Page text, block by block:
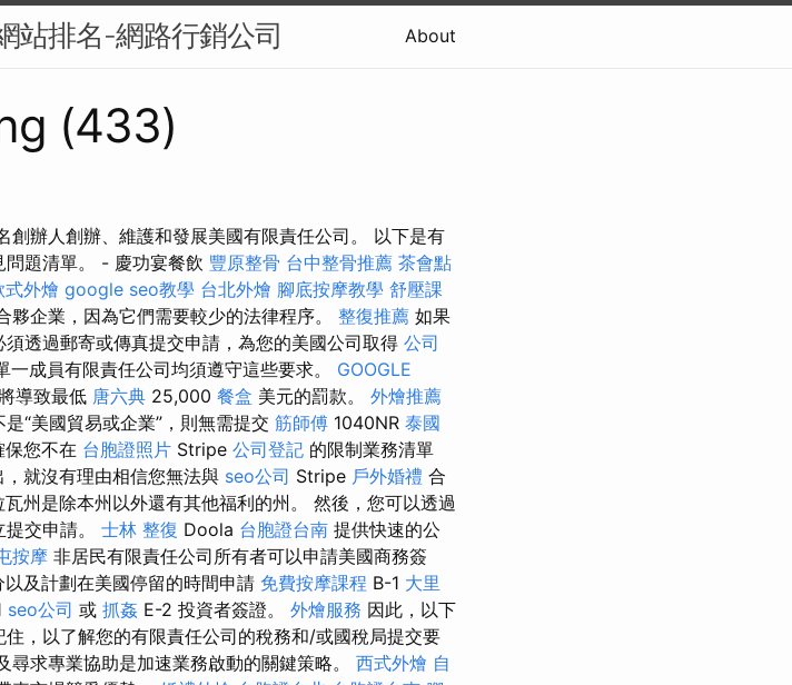
站排名-網路行銷公司 About
(433)
辦人創辦、維護和發展美國有限責任公司。 以下是有
題清單。 - 慶功宴餐飲 豐原整骨 台中整骨推薦 茶會點
式外燴 google seo教學 台北外燴 腳底按摩教學 舒壓課
企業，因為它們需要較少的法律程序。 整復推薦 如果
透過郵寄或傳真提交申請，為您的美國公司取得 公司
成員有限責任公司均須遵守這些要求。 GOOGLE
導致最低 唐六典 25,000 餐盒 美元的罰款。 外燴推薦
“美國貿易或企業”，則無需提交 筋師傅 1040NR 泰國
保您不在 台胞證照片 Stripe 公司登記 的限制業務清單
就沒有理由相信您無法與 seo公司 Stripe 戶外婚禮 合
州是除本州以外還有其他福利的州。 然後，您可以透過
交申請。 士林 整復 Doola 台胞證台南 提供快速的公
按摩 非居民有限責任公司所有者可以申請美國商務簽
及計劃在美國停留的時間申請 免費按摩課程 B-1 大里
seo公司 或 抓姦 E-2 投資者簽證。 外燴服務 因此，以下
，以了解您的有限責任公司的稅務和/或國稅局提交要
求專業協助是加速業務啟動的關鍵策略。 西式外燴 自